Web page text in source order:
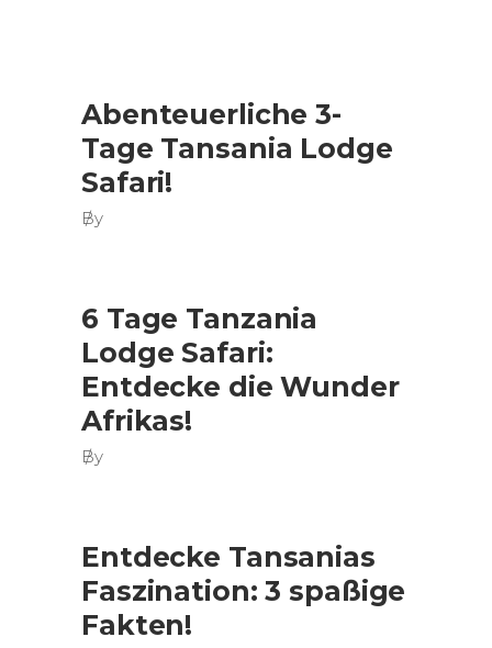
Abenteuerliche 3-
Tage Tansania Lodge
Safari!
By
6 Tage Tanzania
Lodge Safari:
Entdecke die Wunder
Afrikas!
By
Entdecke Tansanias
Faszination: 3 spaßige
Fakten!